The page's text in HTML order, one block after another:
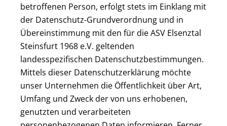
betroffenen Person, erfolgt stets im Einklang mit
der Datenschutz-Grundverordnung und in
Übereinstimmung mit den für die ASV Elsenztal
Steinsfurt 1968 e.V. geltenden
landesspezifischen Datenschutzbestimmungen.
Mittels dieser Datenschutzerklärung möchte
unser Unternehmen die Öffentlichkeit über Art,
Umfang und Zweck der von uns erhobenen,
genutzten und verarbeiteten